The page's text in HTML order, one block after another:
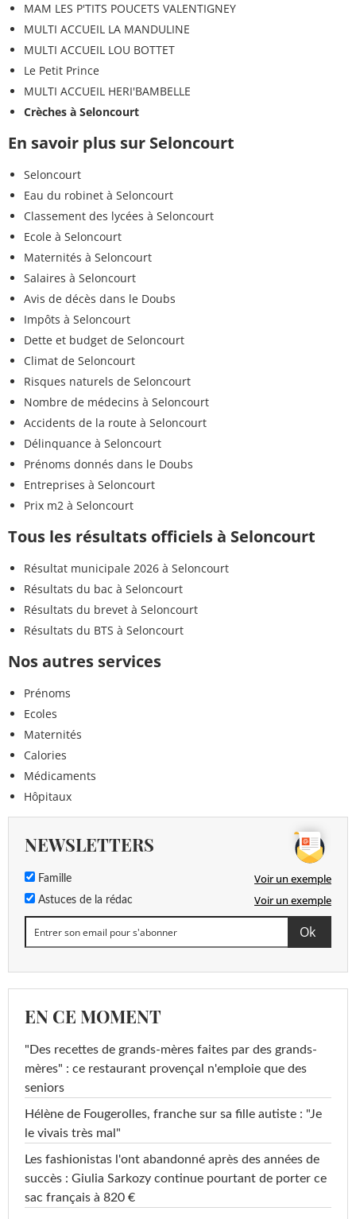
MAM LES P'TITS POUCETS VALENTIGNEY
MULTI ACCUEIL LA MANDULINE
MULTI ACCUEIL LOU BOTTET
Le Petit Prince
MULTI ACCUEIL HERI'BAMBELLE
Crèches à Seloncourt
En savoir plus sur Seloncourt
Seloncourt
Eau du robinet à Seloncourt
Classement des lycées à Seloncourt
Ecole à Seloncourt
Maternités à Seloncourt
Salaires à Seloncourt
Avis de décès dans le Doubs
Impôts à Seloncourt
Dette et budget de Seloncourt
Climat de Seloncourt
Risques naturels de Seloncourt
Nombre de médecins à Seloncourt
Accidents de la route à Seloncourt
Délinquance à Seloncourt
Prénoms donnés dans le Doubs
Entreprises à Seloncourt
Prix m2 à Seloncourt
Tous les résultats officiels à Seloncourt
Résultat municipale 2026 à Seloncourt
Résultats du bac à Seloncourt
Résultats du brevet à Seloncourt
Résultats du BTS à Seloncourt
Nos autres services
Prénoms
Ecoles
Maternités
Calories
Médicaments
Hôpitaux
NEWSLETTERS
Famille Voir un exemple
Astuces de la rédac Voir un exemple
EN CE MOMENT
"Des recettes de grands-mères faites par des grands-
mères" : ce restaurant provençal n'emploie que des
seniors
Hélène de Fougerolles, franche sur sa fille autiste : "Je
le vivais très mal"
Les fashionistas l'ont abandonné après des années de
succès : Giulia Sarkozy continue pourtant de porter ce
sac français à 820 €